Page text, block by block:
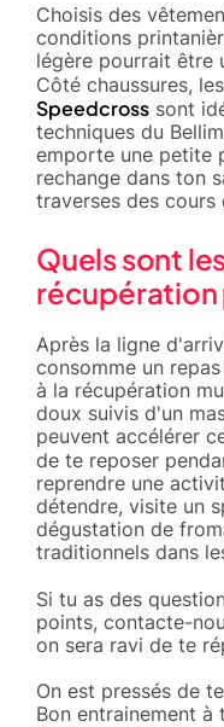
Choisis des
conditions
légère pourrait être
Côté chaussures, les
Speedcross sont
techniques du
emporte une petite
rechange dans ton
traverses des cours
Quels sont
Après la ligne
consomme un
à la récupération
doux suivis d'un
peuvent accélérer
de te reposer
reprendre une
détendre, visite un
dégustation de
traditionnels dans
Si tu as des
points, contacte-
on sera ravi de te
On est pressés de
Bon entrainement à